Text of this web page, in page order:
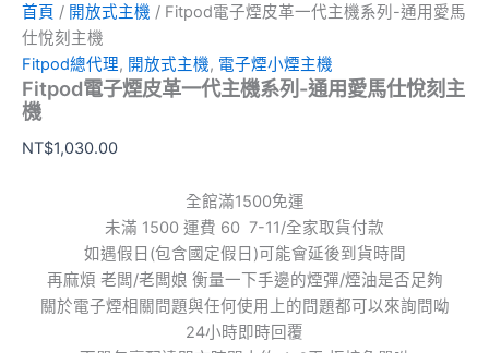
首頁 / 開放式主機 / Fitpod電子煙皮革一代主機系列-通用愛馬
仕悅刻主機
Fitpod總代理, 開放式主機, 電子煙小煙主機
Fitpod電子煙皮革一代主機系列-通用愛馬仕悅刻主
機
NT$1,030.00
全館滿1500免運
未滿 1500 運費 60 7-11/全家取貨付款
如遇假日(包含國定假日)可能會延後到貨時間
再麻煩 老闆/老闆娘 衡量一下手邊的煙彈/煙油是否足夠
關於電子煙相關問題與任何使用上的問題都可以來詢問呦
24小時即時回覆